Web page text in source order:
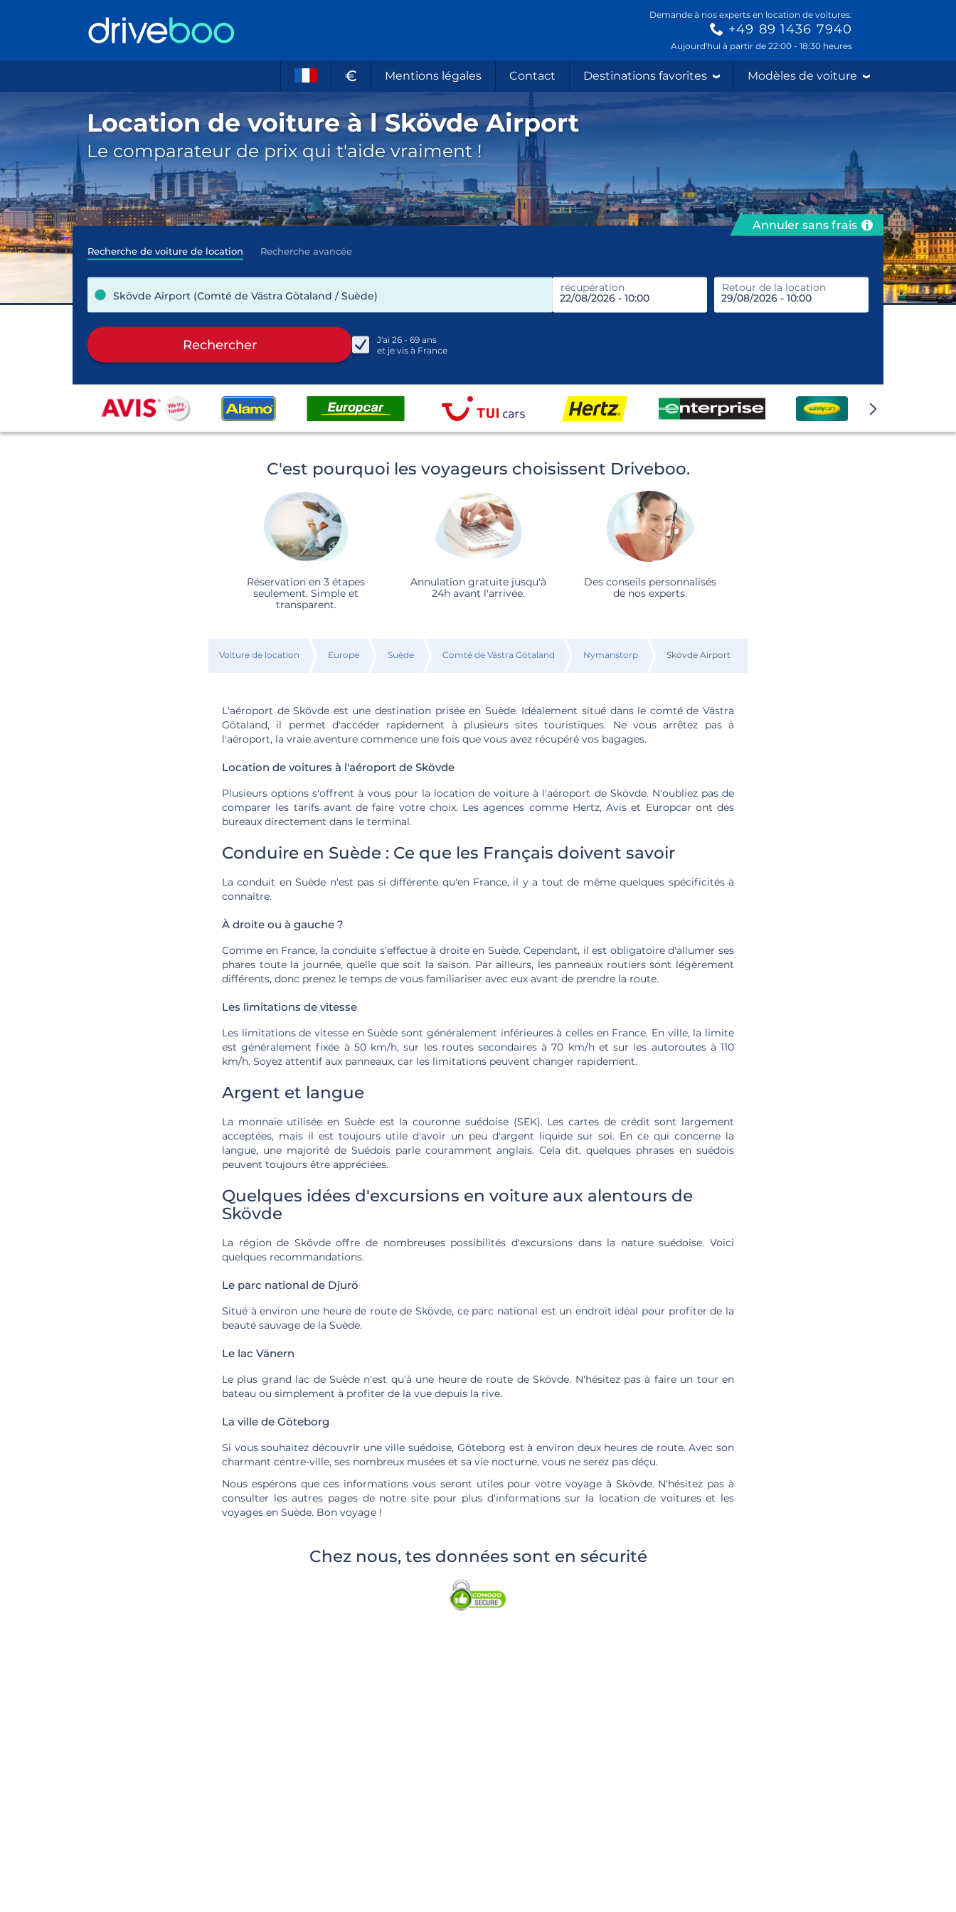
Demande à nos experts en location de voitures:
+49 89 1436 7940
Aujourd'hui à partir de 22:00 - 18:30 heures
€ Mentions légales Contact Destinations favorites Modèles de voiture
Location de voiture à l Skövde Airport
Le comparateur de prix qui t'aide vraiment !
Annuler sans frais
Recherche de voiture de location Recherche avancée
Skövde Airport (Comté de Västra Götaland / Suède)
récupération Retour de la location
prendre
J'ai 26 - 69 ans
et je vis à France
Rechercher
C'est pourquoi les voyageurs choisissent Driveboo.
Réservation en 3 étapes
seulement. Simple et
transparent.
Annulation gratuite jusqu'à
24h avant l'arrivée.
Des conseils personnalisés
de nos experts.
Voiture de location Europe Suède Comté de Västra Götaland Nymanstorp Skövde Airport
L'aéroport de Skövde est une destination prisée en Suède. Idéalement situé dans le comté de Västra
Götaland, il permet d'accéder rapidement à plusieurs sites touristiques. Ne vous arrêtez pas à
l'aéroport, la vraie aventure commence une fois que vous avez récupéré vos bagages.
Location de voitures à l'aéroport de Skövde
Plusieurs options s'offrent à vous pour la location de voiture à l'aéroport de Skövde. N'oubliez pas de
comparer les tarifs avant de faire votre choix. Les agences comme Hertz, Avis et Europcar ont des
bureaux directement dans le terminal.
Conduire en Suède : Ce que les Français doivent savoir
La conduit en Suède n'est pas si différente qu'en France, il y a tout de même quelques spécificités à
connaître.
À droite ou à gauche ?
Comme en France, la conduite s'effectue à droite en Suède. Cependant, il est obligatoire d'allumer ses
phares toute la journée, quelle que soit la saison. Par ailleurs, les panneaux routiers sont légèrement
différents, donc prenez le temps de vous familiariser avec eux avant de prendre la route.
Les limitations de vitesse
Les limitations de vitesse en Suède sont généralement inférieures à celles en France. En ville, la limite
est généralement fixée à 50 km/h, sur les routes secondaires à 70 km/h et sur les autoroutes à 110
km/h. Soyez attentif aux panneaux, car les limitations peuvent changer rapidement.
Argent et langue
La monnaie utilisée en Suède est la couronne suédoise (SEK). Les cartes de crédit sont largement
acceptées, mais il est toujours utile d'avoir un peu d'argent liquide sur soi. En ce qui concerne la
langue, une majorité de Suédois parle couramment anglais. Cela dit, quelques phrases en suédois
peuvent toujours être appréciées.
Quelques idées d'excursions en voiture aux alentours de
Skövde
La région de Skövde offre de nombreuses possibilités d'excursions dans la nature suédoise. Voici
quelques recommandations.
Le parc national de Djurö
Situé à environ une heure de route de Skövde, ce parc national est un endroit idéal pour profiter de la
beauté sauvage de la Suède.
Le lac Vänern
Le plus grand lac de Suède n'est qu'à une heure de route de Skövde. N'hésitez pas à faire un tour en
bateau ou simplement à profiter de la vue depuis la rive.
La ville de Göteborg
Si vous souhaitez découvrir une ville suédoise, Göteborg est à environ deux heures de route. Avec son
charmant centre-ville, ses nombreux musées et sa vie nocturne, vous ne serez pas déçu.
Nous espérons que ces informations vous seront utiles pour votre voyage à Skövde. N'hésitez pas à
consulter les autres pages de notre site pour plus d'informations sur la location de voitures et les
voyages en Suède. Bon voyage !
Chez nous, tes données sont en sécurité